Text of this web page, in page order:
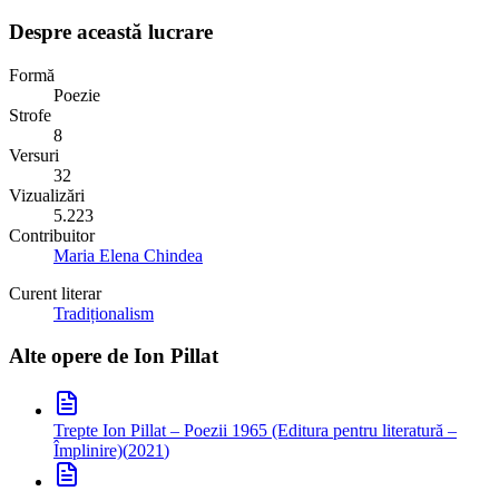
Despre această lucrare
Formă
Poezie
Strofe
8
Versuri
32
Vizualizări
5.223
Contribuitor
Maria Elena Chindea
Curent literar
Tradiționalism
Alte opere de Ion Pillat
Trepte Ion Pillat – Poezii 1965 (Editura pentru literatură –
Împlinire)(2021)